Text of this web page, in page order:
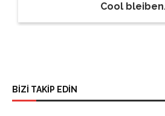
Cool
BİZİ TAKİP EDİN